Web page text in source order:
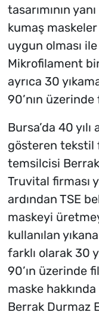
tasarımının
kumaş
uygun olması
Mikrofilament
ayrıca 30
90’nın
Bursa’da 40
gösteren tekstil
temsilcisi
Truvital firması
ardından TSE
maskeyi
kullanılan
farklı olarak 30
90’ın üzerinde
maske
Berrak Durmaz